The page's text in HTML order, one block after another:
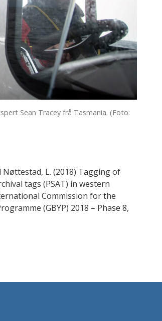
Sean Tracey frå Tasmania. (Foto:
Nøttestad, L. (2018) Tagging of
tags (PSAT) in western
Commission for the
(GBYP) 2018 – Phase 8,